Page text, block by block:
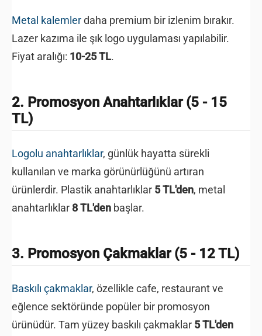
Metal kalemler daha premium bir izlenim bırakır.
Lazer kazıma ile şık logo uygulaması yapılabilir.
Fiyat aralığı: 10-25 TL.
2. Promosyon Anahtarlıklar (5 - 15
TL)
Logolu anahtarlıklar, günlük hayatta sürekli
kullanılan ve marka görünürlüğünü artıran
ürünlerdir. Plastik anahtarlıklar 5 TL'den, metal
anahtarlıklar 8 TL'den başlar.
3. Promosyon Çakmaklar (5 - 12 TL)
Baskılı çakmaklar, özellikle cafe, restaurant ve
eğlence sektöründe popüler bir promosyon
ürünüdür. Tam yüzey baskılı çakmaklar 5 TL'den